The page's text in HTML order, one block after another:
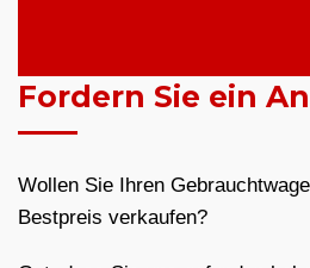
Fordern Sie ein
Wollen Sie Ihren
Bestpreis verkaufen?